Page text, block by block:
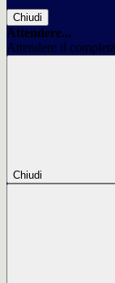
Chiudi
Attendere...
Attendere il
Chiudi